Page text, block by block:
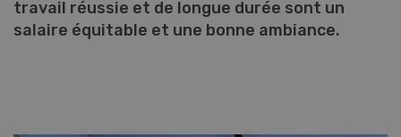
travail réussie et de longue durée sont un
salaire équitable et une bonne ambiance.